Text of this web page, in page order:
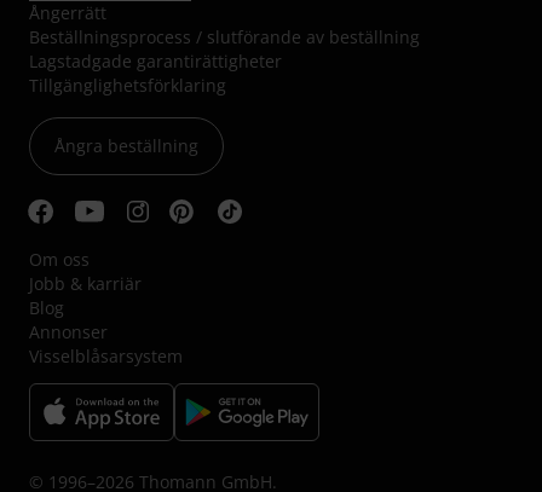
Ångerrätt
Beställningsprocess / slutförande av beställning
Lagstadgade garantirättigheter
Tillgänglighetsförklaring
Ångra beställning
Om oss
Jobb & karriär
Blog
Annonser
Visselblåsarsystem
© 1996–2026 Thomann GmbH.